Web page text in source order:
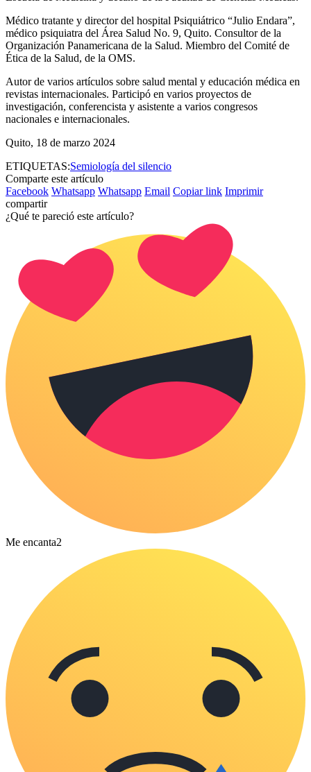
Médico tratante y director del hospital Psiquiátrico “Julio Endara”,
médico psiquiatra del Área Salud No. 9, Quito. Consultor de la
Organización Panamericana de la Salud. Miembro del Comité de
Ética de la Salud, de la OMS.
Autor de varios artículos sobre salud mental y educación médica en
revistas internacionales. Participó en varios proyectos de
investigación, conferencista y asistente a varios congresos
nacionales e internacionales.
Quito, 18 de marzo 2024
ETIQUETAS:Semiología del silencio
Comparte este artículo
Facebook Whatsapp Whatsapp Email Copiar link Imprimir
compartir
¿Qué te pareció este artículo?
Me encanta2